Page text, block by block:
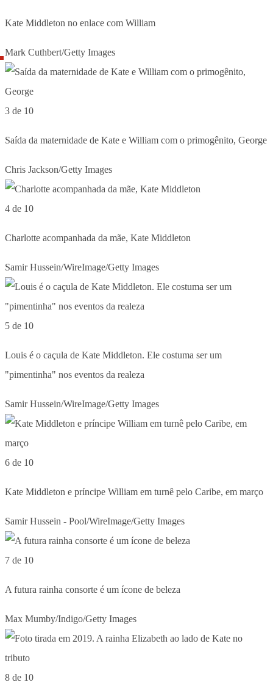
Kate Middleton no enlace com William
Mark Cuthbert/Getty Images
3 de 10
Saída da maternidade de Kate e William com o primogênito, George
Chris Jackson/Getty Images
4 de 10
Charlotte acompanhada da mãe, Kate Middleton
Samir Hussein/WireImage/Getty Images
5 de 10
Louis é o caçula de Kate Middleton. Ele costuma ser um
"pimentinha" nos eventos da realeza
Samir Hussein/WireImage/Getty Images
6 de 10
Kate Middleton e príncipe William em turnê pelo Caribe, em março
Samir Hussein - Pool/WireImage/Getty Images
7 de 10
A futura rainha consorte é um ícone de beleza
Max Mumby/Indigo/Getty Images
8 de 10